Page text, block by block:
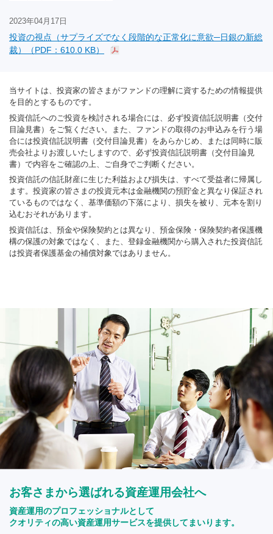
2023年04月17日
投資の視点（サプライズでなく段階的な正常化に意欲─日銀の新総
裁）（PDF：610.0 KB）
当サイトは、投資家の皆さまがファンドの理解に資するための情報提供
を目的とするものです。
投資信託へのご投資を検討される場合には、必ず投資信託説明書（交付
目論見書）をご覧ください。また、ファンドの取得のお申込みを行う場
合には投資信託説明書（交付目論見書）をあらかじめ、または同時に販
売会社よりお渡しいたしますので、必ず投資信託説明書（交付目論見
書）で内容をご確認の上、ご自身でご判断ください。
投資信託の信託財産に生じた利益および損失は、すべて受益者に帰属し
ます。投資家の皆さまの投資元本は金融機関の預貯金と異なり保証され
ているものではなく、基準価額の下落により、損失を被り、元本を割り
込むおそれがあります。
投資信託は、預金や保険契約とは異なり、預金保険・保険契約者保護機
構の保護の対象ではなく、また、登録金融機関から購入された投資信託
は投資者保護基金の補償対象ではありません。
お客さまから選ばれる資産運用会社へ
資産運用のプロフェッショナルとして
クオリティの高い資産運用サービスを提供してまいります。